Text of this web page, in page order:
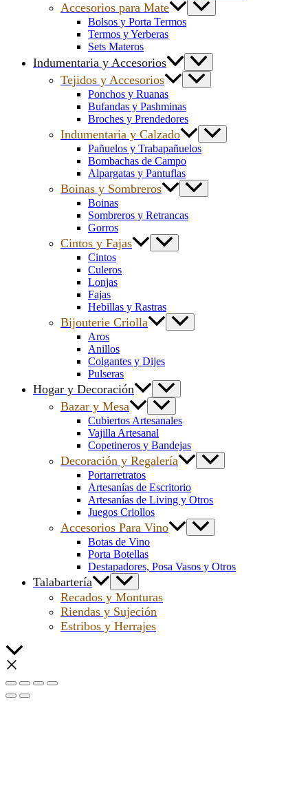
Accesorios para Mate
Bolsos y Porta Termos
Termos y Yerberas
Sets Materos
Indumentaria y Accesorios
Tejidos y Accesorios
Ponchos y Ruanas
Bufandas y Pashminas
Broches y Prendedores
Indumentaria y Calzado
Pañuelos y Trabapañuelos
Bombachas de Campo
Alpargatas y Pantuflas
Boinas y Sombreros
Boinas
Sombreros y Retrancas
Gorros
Cintos y Fajas
Cintos
Culeros
Lonjas
Fajas
Hebillas y Rastras
Bijouterie Criolla
Aros
Anillos
Colgantes y Dijes
Pulseras
Hogar y Decoración
Bazar y Mesa
Cubiertos Artesanales
Vajilla Artesanal
Copetineros y Bandejas
Decoración y Regalería
Portarretratos
Artesanías de Escritorio
Artesanías de Living y Otros
Juegos Criollos
Accesorios Para Vino
Botas de Vino
Porta Botellas
Destapadores, Posa Vasos y Otros
Talabartería
Recados y Monturas
Riendas y Sujeción
Estribos y Herrajes